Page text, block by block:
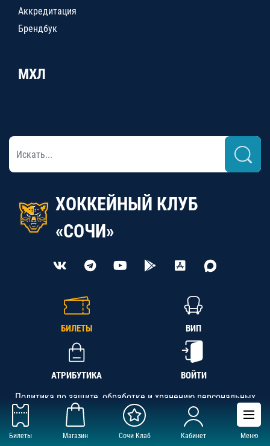
Билеты Магазин Сочи Клаб Кабинет Меню
Аккредитация
Брендбук
МХЛ
ХОККЕЙНЫЙ КЛУБ
«СОЧИ»
БИЛЕТЫ ВИП
АТРИБУТИКА ВОЙТИ
Политика по защите, обработке и хранению персональных
данных
АНО «СК «Кубань-Регион», ОГРН 1142300002349,